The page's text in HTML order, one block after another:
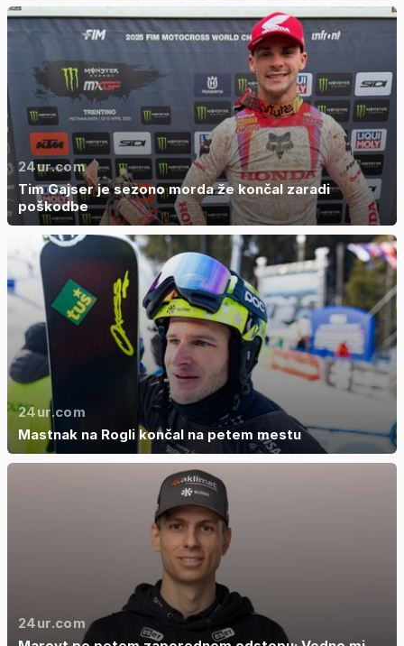
24ur.com
Tim Gajser je sezono morda že končal zaradi
poškodbe
24ur.com
Mastnak na Rogli končal na petem mestu
24ur.com